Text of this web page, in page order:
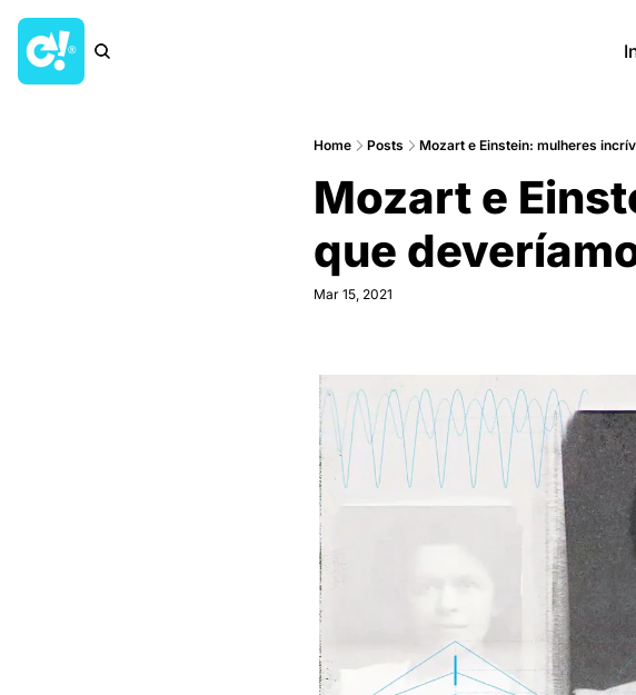
Home Posts Mozart e Einstein: mulheres
Mozart e
que
Mar 15, 2021